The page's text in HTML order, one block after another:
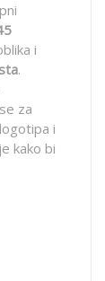
i
.
za
i
kako bi